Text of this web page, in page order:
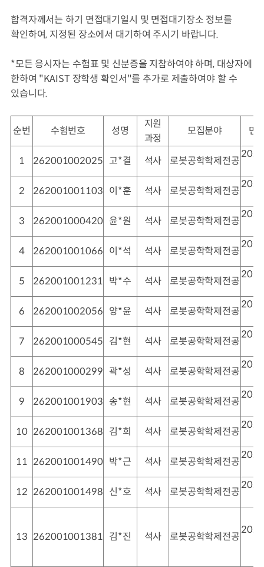
합격자께서는 하기 면접대기일시 및 면접대기장소 정보를
확인하여, 지정된 장소에서 대기하여 주시기 바랍니다.
*모든 응시자는 수험표 및 신분증을 지참하여야 하며, 대상자에
한하여 "KAIST 장학생 확인서"를 추가로 제출하여야 할 수
있습니다.
순번 수험번호 성명
지원
과정
모집분야 면
1 262001002025 고*결 석사 로봇공학학제전공
2
262001001103 이*훈 석사 로봇공학학제전공
3
262001000420 윤*원 석사 로봇공학학제전공
4
262001001066 이*석 석사 로봇공학학제전공
5
262001001231 박*수 석사 로봇공학학제전공
6
262001002056 양*윤 석사 로봇공학학제전공
7
262001000545 김*현 석사 로봇공학학제전공
8
262001000299 곽*성 석사 로봇공학학제전공
9
262001001903 송*현 석사 로봇공학학제전공
10 262001001368 김*희 석사 로봇공학학제전공
11 262001001490 박*근 석사 로봇공학학제전공
12 262001001498 신*호 석사 로봇공학학제전공
13 262001001381 김*진 석사 로봇공학학제전공